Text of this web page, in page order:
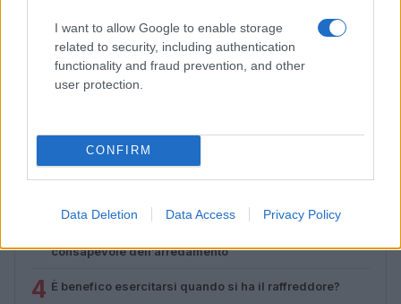
I want to allow Google to enable storage
related to security, including authentication
functionality and fraud prevention, and other
user protection.
CONFIRM
Data Deletion Data Access Privacy Policy
Matteo Pellegrino · 6 Ago 2026
1 Sognare una bara è presagio di morte?
2 Sognare il fango ha anche dei significati positivi (che
consapevole dell’arredamento
4 È benefico esercitarsi quando si ha il raffreddore?